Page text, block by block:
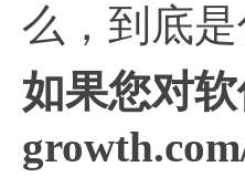
么，到底
如果您对